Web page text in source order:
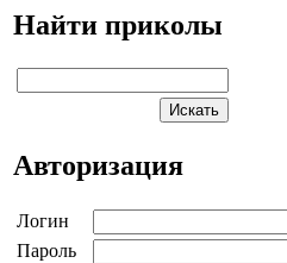
Найти приколы
Авторизация
Логин
Пароль